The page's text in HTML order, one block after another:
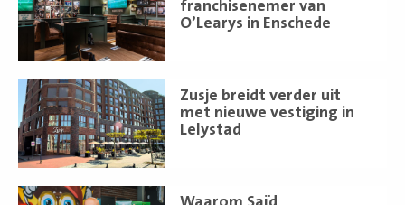
franchisenemer van
O’Learys in Enschede
meer
Zusje breidt verder uit
met nieuwe vestiging in
Lelystad
Lees
meer
Lees